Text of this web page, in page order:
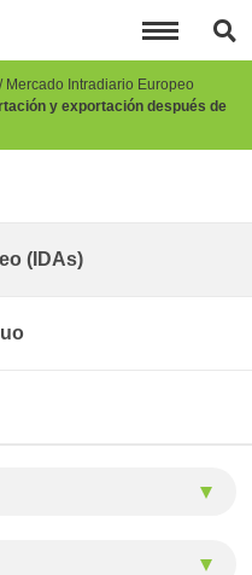
Mercado Intradiario Europeo
y exportación después de
(IDAs)